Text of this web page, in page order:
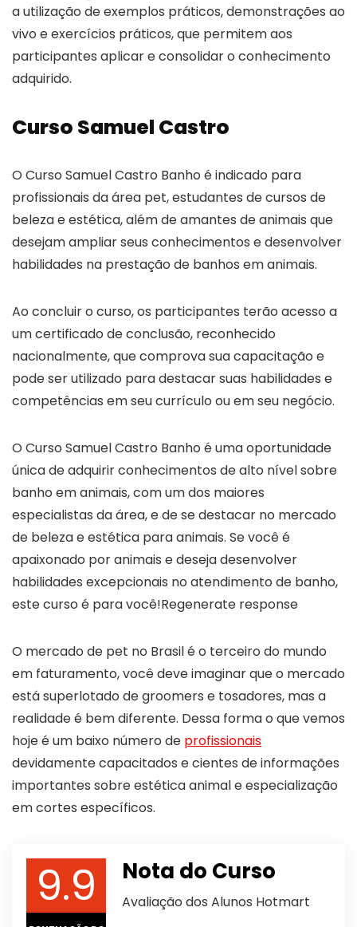
a utilização de exemplos práticos, demonstrações ao
vivo e exercícios práticos, que permitem aos
participantes aplicar e consolidar o conhecimento
adquirido.
Curso Samuel Castro
O Curso Samuel Castro Banho é indicado para
profissionais da área pet, estudantes de cursos de
beleza e estética, além de amantes de animais que
desejam ampliar seus conhecimentos e desenvolver
habilidades na prestação de banhos em animais.
Ao concluir o curso, os participantes terão acesso a
um certificado de conclusão, reconhecido
nacionalmente, que comprova sua capacitação e
pode ser utilizado para destacar suas habilidades e
competências em seu currículo ou em seu negócio.
O Curso Samuel Castro Banho é uma oportunidade
única de adquirir conhecimentos de alto nível sobre
banho em animais, com um dos maiores
especialistas da área, e de se destacar no mercado
de beleza e estética para animais. Se você é
apaixonado por animais e deseja desenvolver
habilidades excepcionais no atendimento de banho,
este curso é para você!Regenerate response
O mercado de pet no Brasil é o terceiro do mundo
em faturamento, você deve imaginar que o mercado
está superlotado de groomers e tosadores, mas a
realidade é bem diferente. Dessa forma o que vemos
hoje é um baixo número de profissionais
devidamente capacitados e cientes de informações
importantes sobre estética animal e especialização
em cortes específicos.
9.9 Nota do Curso
Avaliação dos Alunos Hotmart